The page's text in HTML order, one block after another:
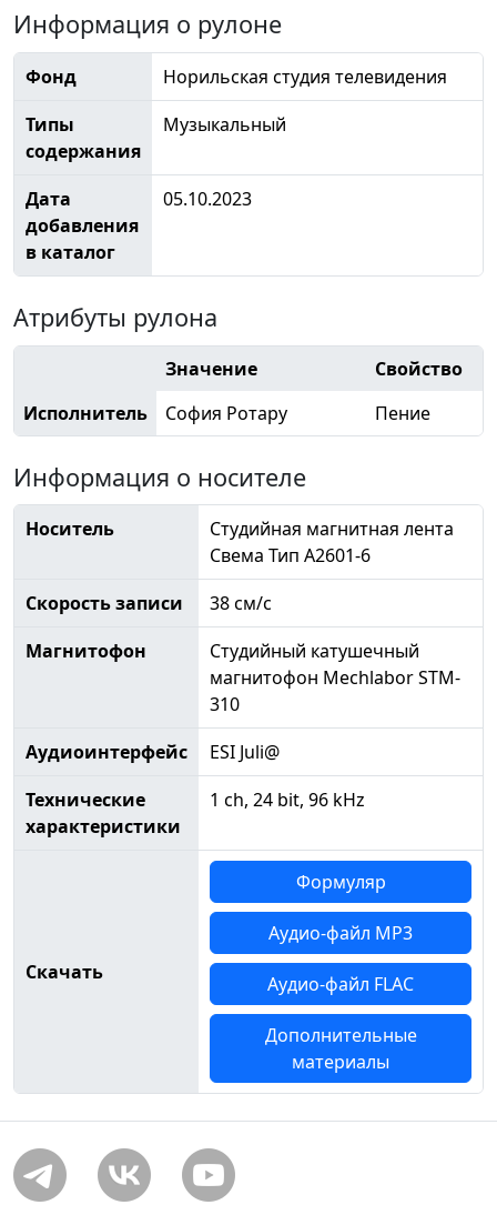
Информация о рулоне
Фонд
Норильская студия телевидения
Типы
содержания
Музыкальный
Дата
добавления
в каталог
05.10.2023
Атрибуты рулона
Значение
Свойство
Исполнитель
София Ротару Пение
Информация о носителе
Носитель
Студийная магнитная лента
Свема Тип А2601-6
Скорость записи
38 см/с
Магнитофон
Студийный катушечный
магнитофон Mechlabor STM-
310
Аудиоинтерфейс
ESI Juli@
Технические
характеристики
1 ch, 24 bit, 96 kHz
Скачать
Формуляр
Аудио-файл MP3
Аудио-файл FLAC
Дополнительные
материалы